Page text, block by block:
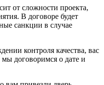
от сложности проекта,
В договоре будет
санкции в случае
контроля качества, вас
договоримся о дате и